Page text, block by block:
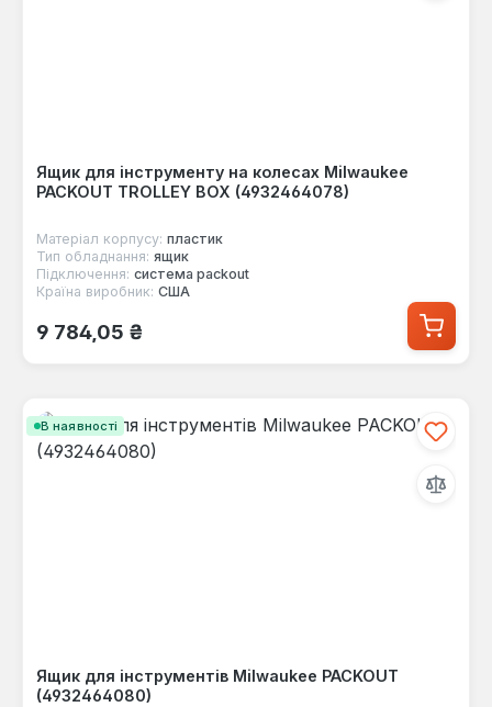
Ящик для інструменту на колесах Milwaukee
PACKOUT TROLLEY BOX (4932464078)
Матеріал корпусу: пластик
Тип обладнання: ящик
Підключення: система packout
Країна виробник: США
Звичайна ціна:
9 784,05 ₴
В наявності
Ящик для інструментів Milwaukee PACKOUT
(4932464080)